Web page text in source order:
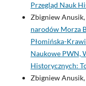
Przegląd Nauk
Zbigniew Anusik,
narodów Morza
Płomińska-
Naukowe PWN,
Historycznych:
Zbigniew Anusik,